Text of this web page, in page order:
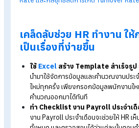
หมายถึงอะไร ได้ค่าตอบแทนอย่างไร
5. สูตรคิดเปอร์เซ็นต์การขาด
เปอร์เซ็นต์ขาดงาน= (จำนวนวัน
ทั้งหมด) x 100
เปอร์เซ็นต์ลางาน= (จำนวนวันลา
ทั้งหมด) x 100
เปอร์เซ็นต์มาสาย (ครั้ง)= (จำน
ทำงานทั้งหมด) x 100